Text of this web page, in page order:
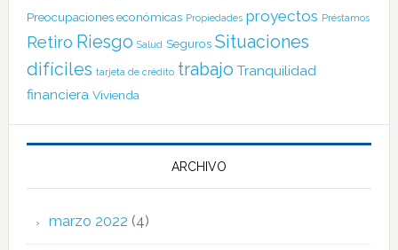
Preocupaciones económicas Propiedades proyectos Préstamos
Retiro Riesgo Salud Seguros Situaciones
difíciles tarjeta de crédito trabajo Tranquilidad
financiera Vivienda
ARCHIVO
marzo 2022 (4)